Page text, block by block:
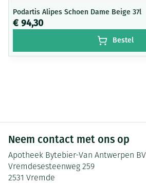
Podartis Alipes Schoen Dame Beige 37l
€ 94,30
Bestel
Neem contact met ons op
Apotheek Bytebier-Van Antwerpen BV
Vremdesesteenweg 259
2531 Vremde